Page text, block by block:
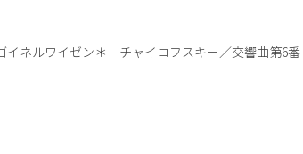
ネルワイゼン＊ チャイコフスキー／交響曲第6番